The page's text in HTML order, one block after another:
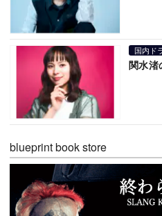
国内ド
関水渚
blueprint book store